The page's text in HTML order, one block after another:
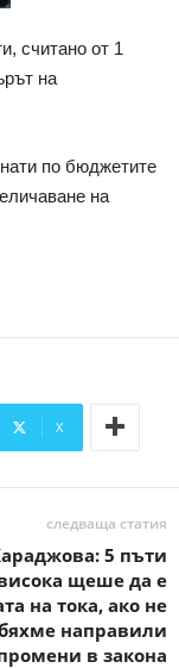
считано от 1
на
по бюджетите
на
X
следваща статия
5 пъти
щеше да е
на тока, ако не
направили
в закона